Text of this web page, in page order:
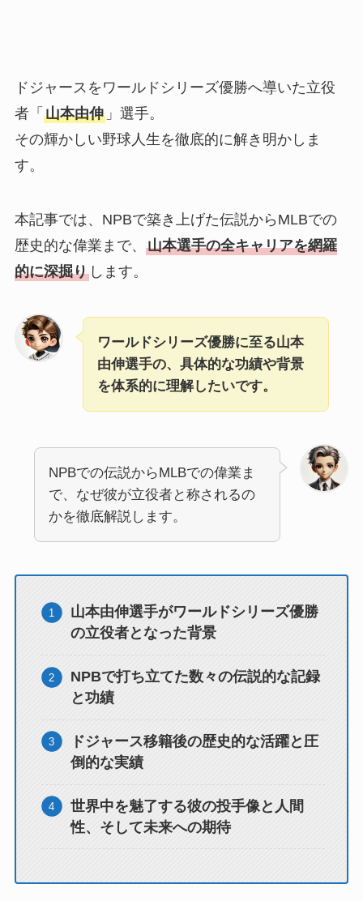
ドジャースをワールドシリーズ優勝へ導いた立役
者「 山本由伸」選手。
その輝かしい野球人生を徹底的に解き明かしま
す。
本記事では、NPBで築き上げた伝説からMLBでの
歴史的な偉業まで、 山本選手の全キャリアを網羅
的に深掘りします。
ワールドシリーズ優勝に至る山本
由伸選手の、具体的な功績や背景
を体系的に理解したいです。
NPBでの伝説からMLBでの偉業ま
で、なぜ彼が立役者と称されるの
かを徹底解説します。
山本由伸選手がワールドシリーズ優勝
の立役者となった背景
NPBで打ち立てた数々の伝説的な記録
と功績
ドジャース移籍後の歴史的な活躍と圧
倒的な実績
世界中を魅了する彼の投手像と人間
性、そして未来への期待